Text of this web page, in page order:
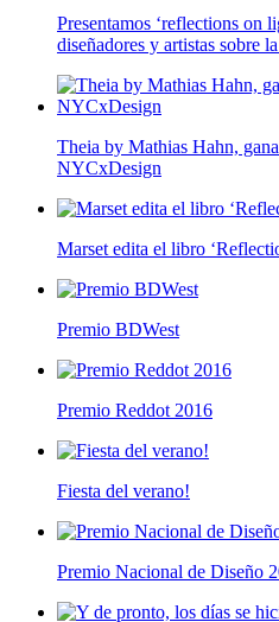
Presentamos ‘reflections on
diseñadores y artistas sobre
Theia by Mathias Hahn,
NYCxDesign
Marset edita el libro
Premio BDWest
Premio Reddot 2016
Fiesta del verano!
Premio Nacional de Diseño